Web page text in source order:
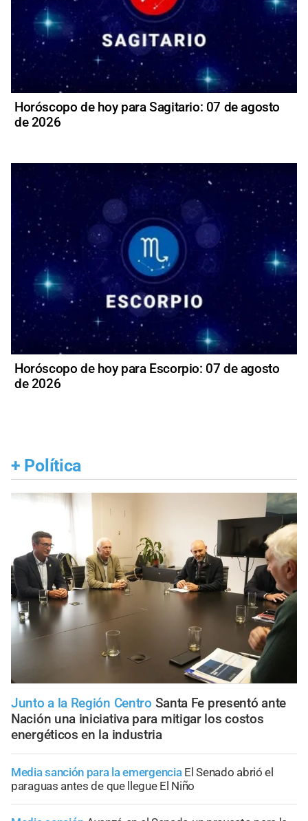
Horóscopo de hoy para Sagitario: 07 de agosto
de 2026
Horóscopo de hoy para Escorpio: 07 de agosto
de 2026
+ Política
Junto a la Región Centro Santa Fe presentó ante
Nación una iniciativa para mitigar los costos
energéticos en la industria
Media sanción para la emergencia El Senado abrió el
paraguas antes de que llegue El Niño